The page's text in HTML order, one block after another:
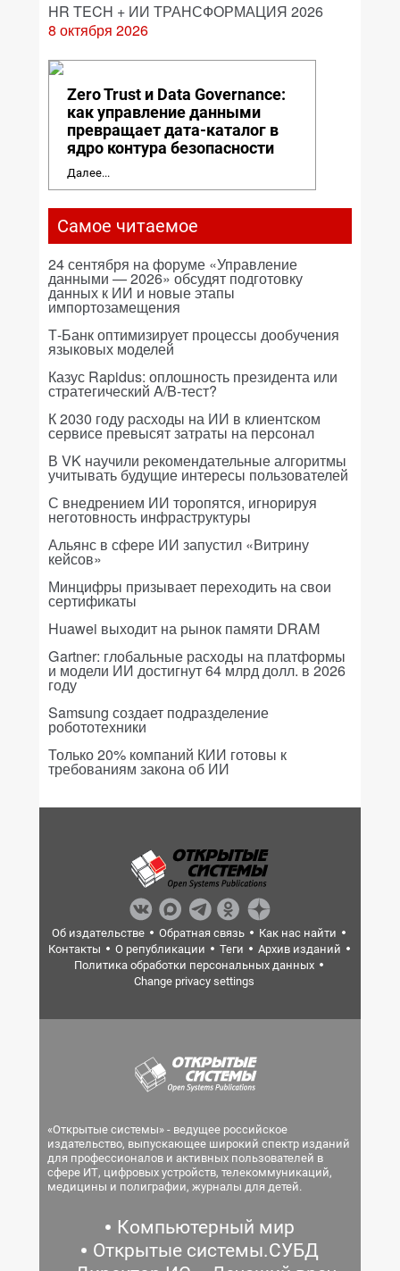
HR TECH + ИИ ТРАНСФОРМАЦИЯ 2026
8 октября 2026
Zero Trust и Data Governance:
как управление данными
превращает дата-каталог в
ядро контура безопасности
Далее...
Самое читаемое
24 сентября на форуме «Управление
данными — 2026» обсудят подготовку
данных к ИИ и новые этапы
импортозамещения
Т-Банк оптимизирует процессы дообучения
языковых моделей
Казус Rapidus: оплошность президента или
стратегический A/B-тест?
К 2030 году расходы на ИИ в клиентском
сервисе превысят затраты на персонал
В VK научили рекомендательные алгоритмы
учитывать будущие интересы пользователей
С внедрением ИИ торопятся, игнорируя
неготовность инфраструктуры
Альянс в сфере ИИ запустил «Витрину
кейсов»
Минцифры призывает переходить на свои
сертификаты
Huawei выходит на рынок памяти DRAM
Gartner: глобальные расходы на платформы
и модели ИИ достигнут 64 млрд долл. в 2026
году
Samsung создает подразделение
робототехники
Только 20% компаний КИИ готовы к
требованиям закона об ИИ
Об издательстве Обратная связь
Как нас найти
Контакты
О републикации Теги
Архив изданий
Политика обработки персональных данных
Change privacy settings
«Открытые системы» - ведущее российское
издательство, выпускающее широкий спектр изданий
для профессионалов и активных пользователей в
сфере ИТ, цифровых устройств, телекоммуникаций,
медицины и полиграфии, журналы для детей.
Компьютерный мир
Открытые системы.СУБД